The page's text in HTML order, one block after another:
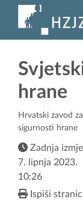
hrane
Hrvatski zavod
sigurnosti hrane
Zadnja
7. lipnja 2023.
10:26
Ispiši